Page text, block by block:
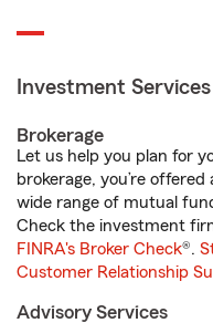
Investment Services
Brokerage
Let us help you plan for
brokerage, you’re
wide range of mutual
Check the investment
FINRA's Broker Check®.
Customer Relationship
Advisory Services